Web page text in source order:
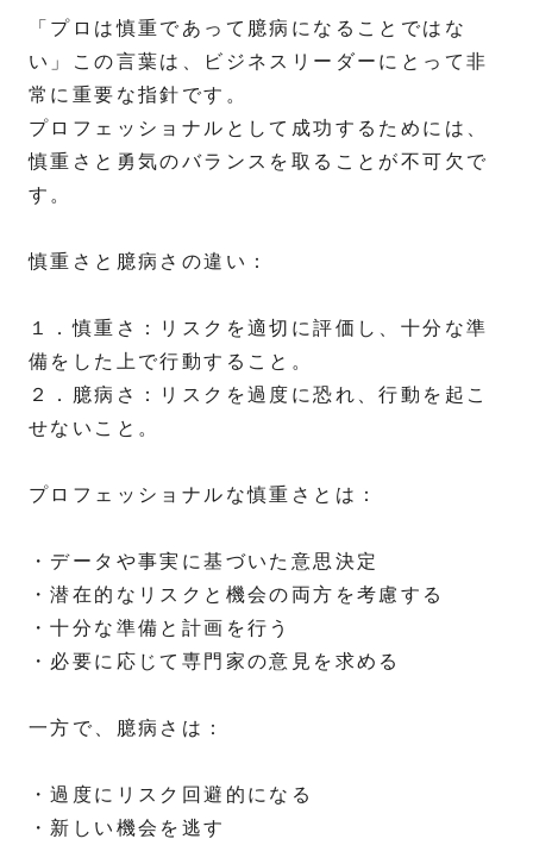
「プロは慎重であって臆病になることではな
い」この言葉は、ビジネスリーダーにとって非
常に重要な指針です。
プロフェッショナルとして成功するためには、
慎重さと勇気のバランスを取ることが不可欠で
す。
慎重さと臆病さの違い：
１．慎重さ：リスクを適切に評価し、十分な準
備をした上で行動すること。
２．臆病さ：リスクを過度に恐れ、行動を起こ
せないこと。
プロフェッショナルな慎重さとは：
・データや事実に基づいた意思決定
・潜在的なリスクと機会の両方を考慮する
・十分な準備と計画を行う
・必要に応じて専門家の意見を求める
一方で、臆病さは：
・過度にリスク回避的になる
・新しい機会を逃す